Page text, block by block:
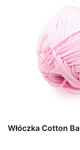
Włóczka Cotton